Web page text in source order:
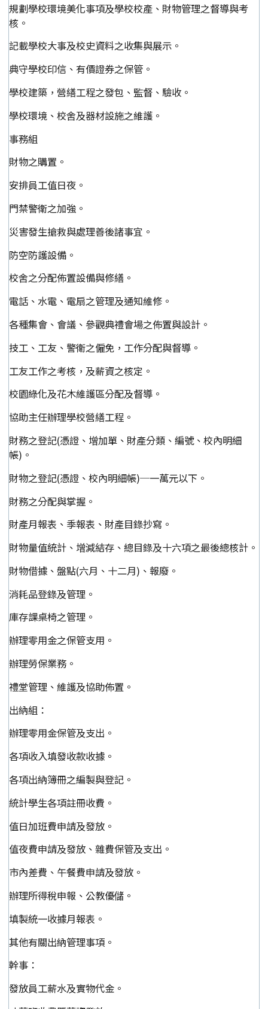
規劃學校環境美化事項及學校校產、財物管理之督導與考
核。
記載學校大事及校史資料之收集與展示。
典守學校印信、有價證券之保管。
學校建築，營繕工程之發包、監督、驗收。
學校環境、校舍及器材設施之維護。
事務組
財物之購置。
安排員工值日夜。
門禁警衛之加強。
災害發生搶救與處理善後諸事宜。
防空防護設備。
校舍之分配佈置設備與修繕。
電話、水電、電扇之管理及通知維修。
各種集會、會議、參觀典禮會場之佈置與設計。
技工、工友、警衛之僱免，工作分配與督導。
工友工作之考核，及薪資之核定。
校園綠化及花木維護區分配及督導。
協助主任辦理學校營繕工程。
財務之登記(憑證、增加單、財產分類、編號、校內明細
帳)。
財物之登記(憑證、校內明細帳)─一萬元以下。
財務之分配與掌握。
財產月報表、季報表、財產目錄抄寫。
財物量值統計、增減結存、總目錄及十六項之最後總核計。
財物借據、盤點(六月、十二月)、報廢。
消耗品登錄及管理。
庫存課桌椅之管理。
辦理零用金之保管支用。
辦理勞保業務。
禮堂管理、維護及協助佈置。
出納組：
辦理零用金保管及支出。
各項收入填發收款收據。
各項出納簿冊之編製與登記。
統計學生各項註冊收費。
值日加班費申請及發放。
值夜費申請及發放、雜費保管及支出。
市內差費、午餐費申請及發放。
辦理所得稅申報、公教優儲。
填製統一收據月報表。
其他有關出納管理事項。
幹事：
發放員工薪水及實物代金。